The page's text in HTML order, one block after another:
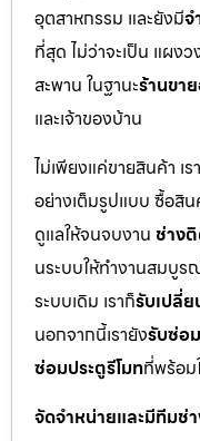
อุตสาหกรรม และยังมีจ
ที่สุด ไม่ว่าจะเป็น แผง
สะพาน ในฐานะร้านขา
และเจ้าของบ้าน
ไม่เพียงแค่ขายสินค้า เร
อย่างเต็มรูปแบบ ซื้อสิน
ดูแลให้จนจบงาน ช่าง
นระบบให้ทำงานสมบู
ระบบเดิม เราก็รับเปลี่
นอกจากนี้เรายังรับซ่อ
ซ่อมประตูรีโมทที่พร้อม
จัดจำหน่ายและมีทีมช่